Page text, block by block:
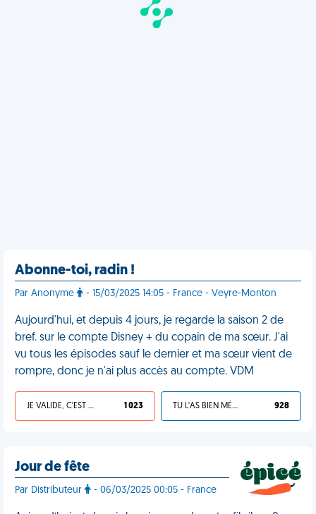
Abonne-toi, radin !
Par Anonyme - 15/03/2025 14:05 - France - Veyre-Monton
Aujourd'hui, et depuis 4 jours, je regarde la saison 2 de
bref. sur le compte Disney + du copain de ma sœur. J'ai
vu tous les épisodes sauf le dernier et ma sœur vient de
rompre, donc je n'ai plus accès au compte. VDM
JE VALIDE, C'EST UNE VDM 1 023 TU L'AS BIEN MÉRITÉ 928
Jour de fête
Par Distributeur - 06/03/2025 00:05 - France